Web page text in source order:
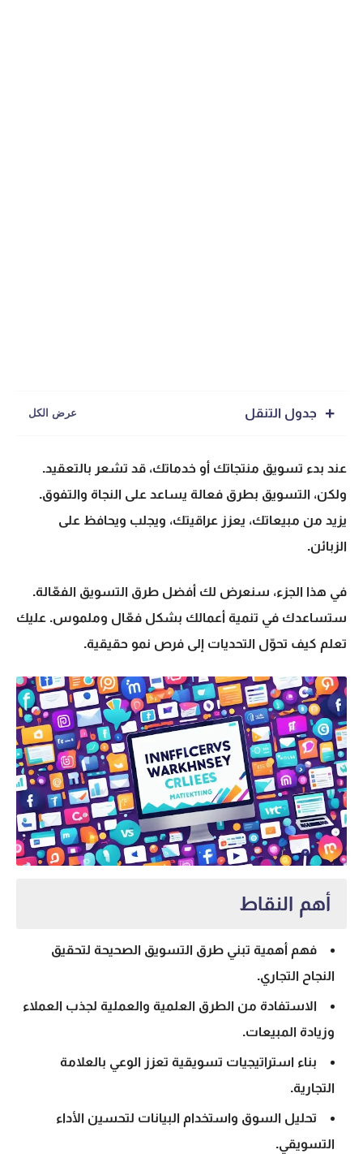
جدول التنقل
عند بدء تسويق منتجاتك أو خدماتك، قد تشعر بالتعقيد.
ولكن، التسويق بطرق فعالة يساعد على النجاة والتفوق.
يزيد من مبيعاتك، يعزز عراقيتك، ويجلب ويحافظ على
الزبائن.
في هذا الجزء، سنعرض لك أفضل طرق التسويق الفعّالة.
ستساعدك في تنمية أعمالك بشكل فعّال وملموس. عليك
تعلم كيف تحوّل التحديات إلى فرص نمو حقيقية.
أهم النقاط
فهم أهمية تبني طرق التسويق الصحيحة لتحقيق
النجاح التجاري.
الاستفادة من الطرق العلمية والعملية لجذب العملاء
وزيادة المبيعات.
بناء استراتيجيات تسويقية تعزز الوعي بالعلامة
التجارية.
تحليل السوق واستخدام البيانات لتحسين الأداء
التسويقي.